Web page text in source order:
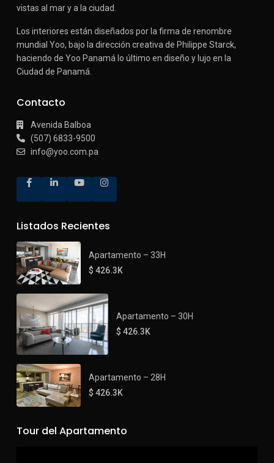
vistas al mar y a la ciudad.
Los interiores están diseñados por la firma de renombre
mundial Yoo, bajo la dirección creativa de Philippe Starck,
haciendo de Yoo Panamá lo último en diseño y lujo en la
Ciudad de Panamá.
Contacto
Avenida Balboa
(507) 6833-9500
info@yoo.com.pa
Listados Recientes
Apartamento – 33H
$ 426.3K
Apartamento – 30H
$ 426.3K
Apartamento – 28H
$ 426.3K
Tour del Apartamento